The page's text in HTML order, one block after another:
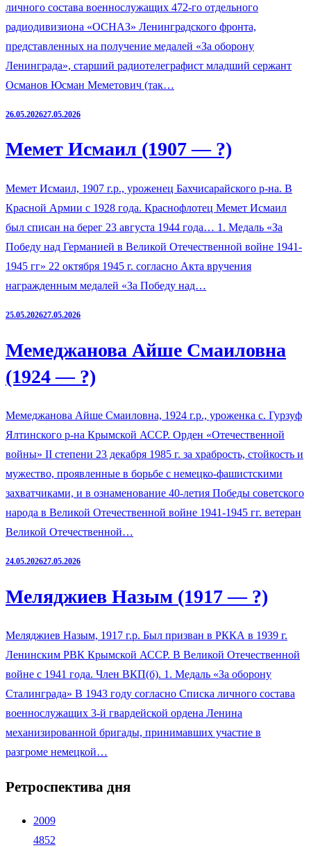
личного состава военнослужащих 472-го отдельного
радиодивизиона «ОСНАЗ» Ленинградского фронта,
представленных на получение медалей «За оборону
Ленинграда», старший радиотелеграфист младший сержант
Османов Юсман Меметович (так…
26.05.202627.05.2026
Мемет Исмаил (1907 — ?)
Мемет Исмаил, 1907 г.р., уроженец Бахчисарайского р-на. В
Красной Армии с 1928 года. Краснофлотец Мемет Исмаил
был списан на берег 23 августа 1944 года… 1. Медаль «За
Победу над Германией в Великой Отечественной войне 1941-
1945 гг» 22 октября 1945 г. согласно Акта вручения
награжденным медалей «За Победу над…
25.05.202627.05.2026
Мемеджанова Айше Смаиловна
(1924 — ?)
Мемеджанова Айше Смаиловна, 1924 г.р., уроженка с. Гурзуф
Ялтинского р-на Крымской АССР. Орден «Отечественной
войны» II степени 23 декабря 1985 г. за храбрость, стойкость и
мужество, проявленные в борьбе с немецко-фашистскими
захватчиками, и в ознаменование 40-летия Победы советского
народа в Великой Отечественной войне 1941-1945 гг. ветеран
Великой Отечественной…
24.05.202627.05.2026
Меляджиев Назым (1917 — ?)
Меляджиев Назым, 1917 г.р. Был призван в РККА в 1939 г.
Ленинским РВК Крымской АССР. В Великой Отечественной
войне с 1941 года. Член ВКП(б). 1. Медаль «За оборону
Сталинграда» В 1943 году согласно Списка личного состава
военнослужащих 3-й гвардейской ордена Ленина
механизированной бригады, принимавших участие в
разгроме немецкой…
Ретроспектива дня
2009
4852